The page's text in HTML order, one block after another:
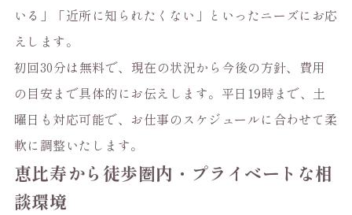
いる」「近所に知られたくない」といったニーズにお応
えします。
初回30分は無料で、現在の状況から今後の方針、費用
の目安まで具体的にお伝えします。平日19時まで、土
曜日も対応可能で、お仕事のスケジュールに合わせて柔
軟に調整いたします。
恵比寿から徒歩圏内・プライベートな相
談環境